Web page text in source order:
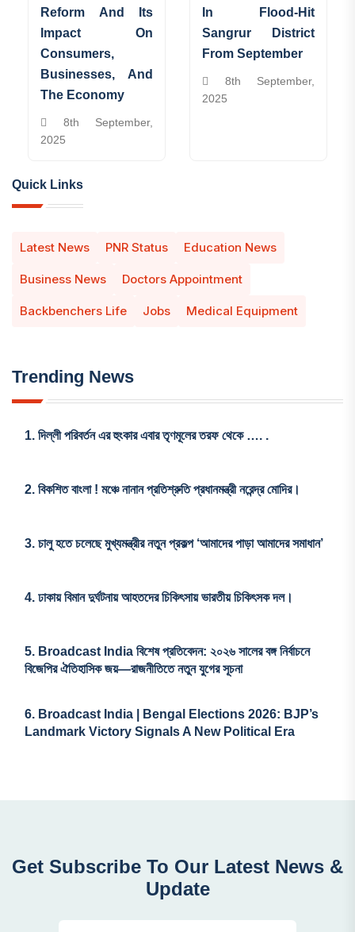
Reform And Its
Impact On
Consumers,
Businesses, And
The Economy
8th September,
2025
In Flood-Hit
Sangrur District
From September
8th September,
2025
Quick Links
Latest News PNR Status Education News
Business News Doctors Appointment
Backbenchers Life Jobs Medical Equipment
Trending News
1. দিল্লী পরিবর্তন এর হুংকার এবার তৃণমূলের তরফ থেকে …. .
2. বিকশিত বাংলা ! মঞ্চে নানান প্রতিশ্রুতি প্রধানমন্ত্রী নরেন্দ্র মোদির।
3. চালু হতে চলেছে মুখ্যমন্ত্রীর নতুন প্রকল্প ‘আমাদের পাড়া আমাদের সমাধান’
4. ঢাকায় বিমান দুর্ঘটনায় আহতদের চিকিৎসায় ভারতীয় চিকিৎসক দল।
5. Broadcast India বিশেষ প্রতিবেদন: ২০২৬ সালের বঙ্গ নির্বাচনে
বিজেপির ঐতিহাসিক জয়—রাজনীতিতে নতুন যুগের সূচনা
6. Broadcast India | Bengal Elections 2026: BJP’s
Landmark Victory Signals A New Political Era
Get Subscribe To Our Latest News &
Update